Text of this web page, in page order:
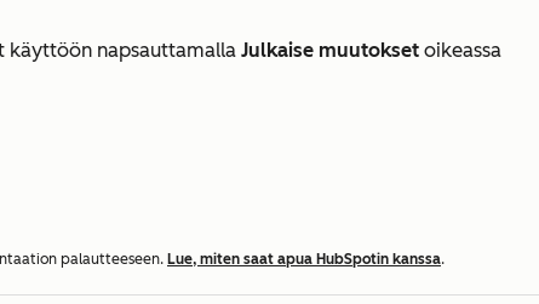
käyttöön napsauttamalla Julkaise muutokset oikeassa
palautteeseen. Lue, miten saat apua HubSpotin kanssa.